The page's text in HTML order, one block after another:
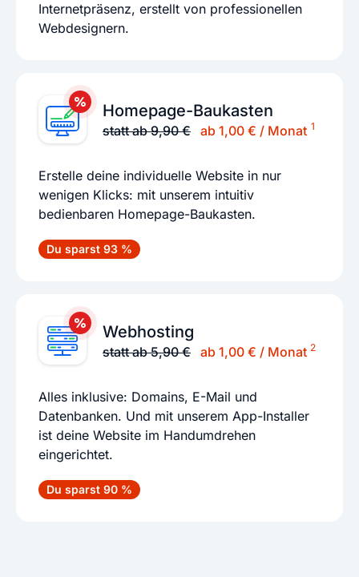
Internetpräsenz, erstellt von professionellen
Webdesignern.
Homepage-Baukasten
statt ab 9,90 € ab 1,00 € / Monat 1
Erstelle deine individuelle Website in nur
wenigen Klicks: mit unserem intuitiv
bedienbaren Homepage-Baukasten.
Du sparst 93 %
Webhosting
statt ab 5,90 € ab 1,00 € / Monat 2
Alles inklusive: Domains, E-Mail und
Datenbanken. Und mit unserem App-Installer
ist deine Website im Handumdrehen
eingerichtet.
Du sparst 90 %